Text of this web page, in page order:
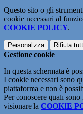
Questo sito o gli
cookie necessari al
COOKIE POLICY.
Personalizza Rifiuta
Gestione cookie
In questa schermata è
I cookie necessari sono
piattaforma e non è
Per conoscere quali
visionare la COOKIE